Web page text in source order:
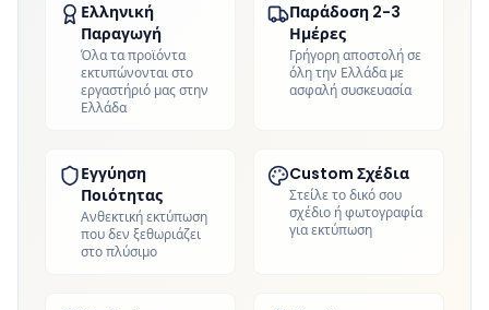
Ελληνική
Παραγωγή
Όλα τα προϊόντα
εκτυπώνονται στο
εργαστήριό μας στην
Ελλάδα
Παράδοση 2-3
Ημέρες
Γρήγορη αποστολή σε
όλη την Ελλάδα με
ασφαλή συσκευασία
Εγγύηση
Ποιότητας
Ανθεκτική εκτύπωση
που δεν ξεθωριάζει
στο πλύσιμο
Custom Σχέδια
Στείλε το δικό σου
σχέδιο ή φωτογραφία
για εκτύπωση